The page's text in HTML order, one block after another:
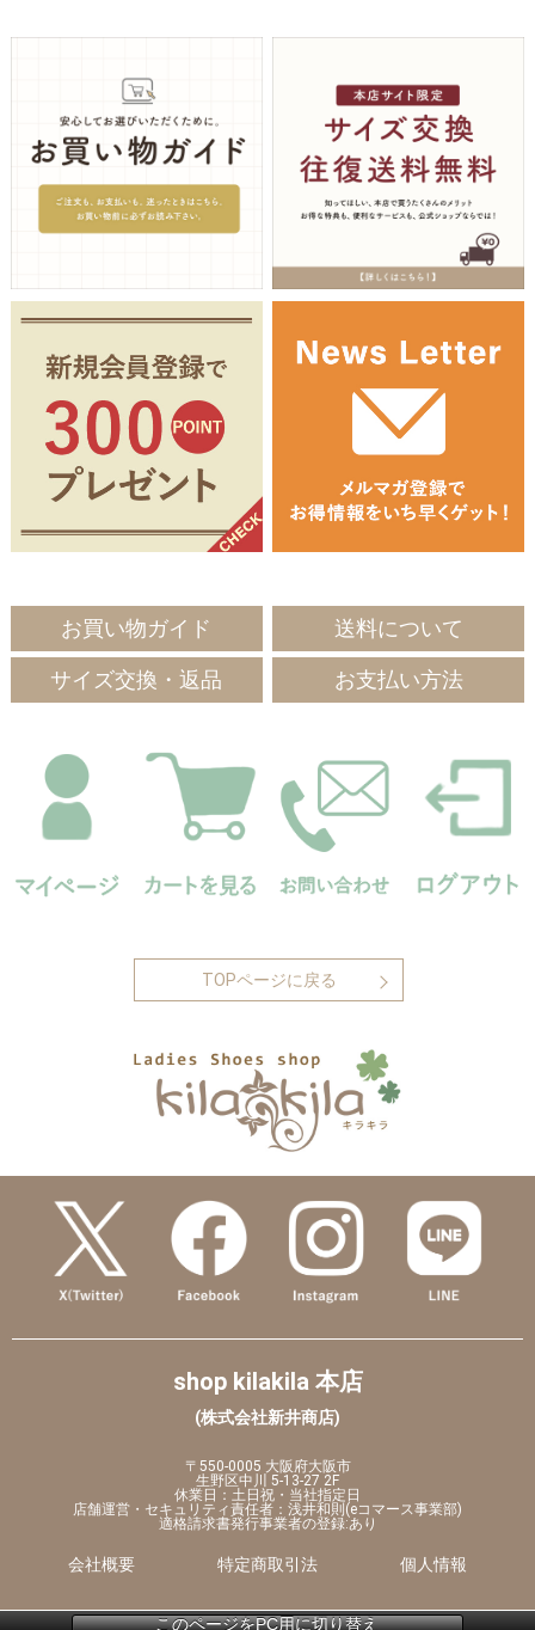
お買い物ガイド 送料について
サイズ交換・返品 お支払い方法
TOPページに戻る
shop kilakila 本店
(株式会社新井商店)
〒550-0005 大阪府大阪市
生野区中川 5-13-27 2F
休業日：土日祝・当社指定日
店舗運営・セキュリティ責任者：浅井和則(eコマース事業部)
適格請求書発行事業者の登録:あり
会社概要 特定商取引法 個人情報
このページをPC用に切り替え